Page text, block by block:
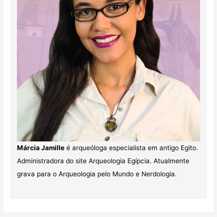
Márcia Jamilleé arqueóloga especialista em antigo Egito.
Administradora do site Arqueologia Egípcia. Atualmente
grava para o Arqueologia pelo Mundo e Nerdologia.